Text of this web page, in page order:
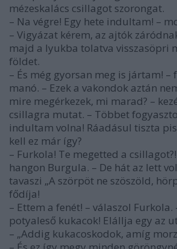
mézeskalács csillagot szorongat.
– Na végre! Egy hete indultam! –
– Vigyázat kérem, az ajtók
majd a lyukba tolatva visszasöpri
földet.
– És még gyorsan meg is jártam!
manó. – Ezek a vakondok aztán
mire megérkezek, mi marad? –
csillagra mutat. – Többet
indultam volna! Ráadásul tiszta
kell ez már így?
– Furkola! Te megetted a
hangon Burgula. – De hát az lett
tavaszi „A szörpöt ne szöszöld,
fődíja!
– Ettem a fenét! – válaszol
potyaleső kukacok! Elállja egy az
– „Addig kukacoskodok, amíg